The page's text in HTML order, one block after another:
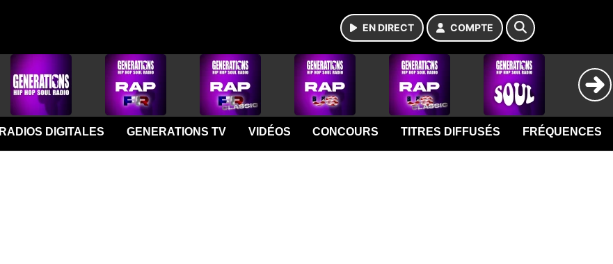
EN DIRECT COMPTE
RADIOS DIGITALES GENERATIONS TV VIDÉOS CONCOURS TITRES DIFFUSÉS FRÉQUENCES